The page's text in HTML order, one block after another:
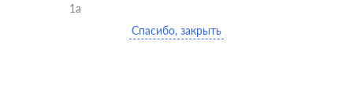
1а
Спасибо, закрыть